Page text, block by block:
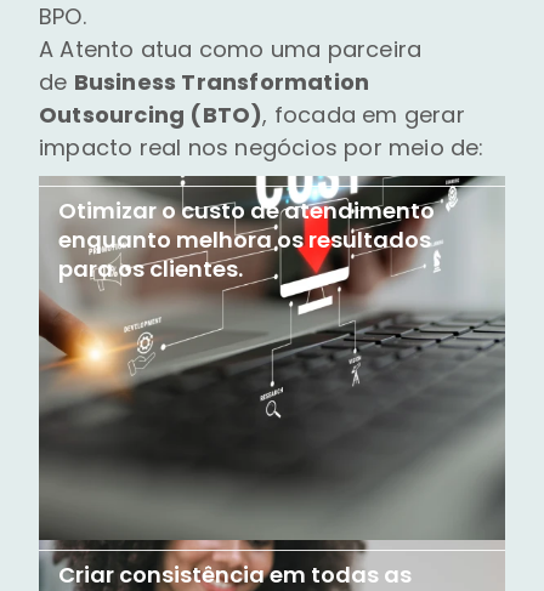
BPO.
A Atento atua como uma parceira
de Business Transformation
Outsourcing (BTO), focada em gerar
impacto real nos negócios por meio de:
Otimizar o custo de atendimento
enquanto melhora os resultados
para os clientes.
Criar consistência em todas as